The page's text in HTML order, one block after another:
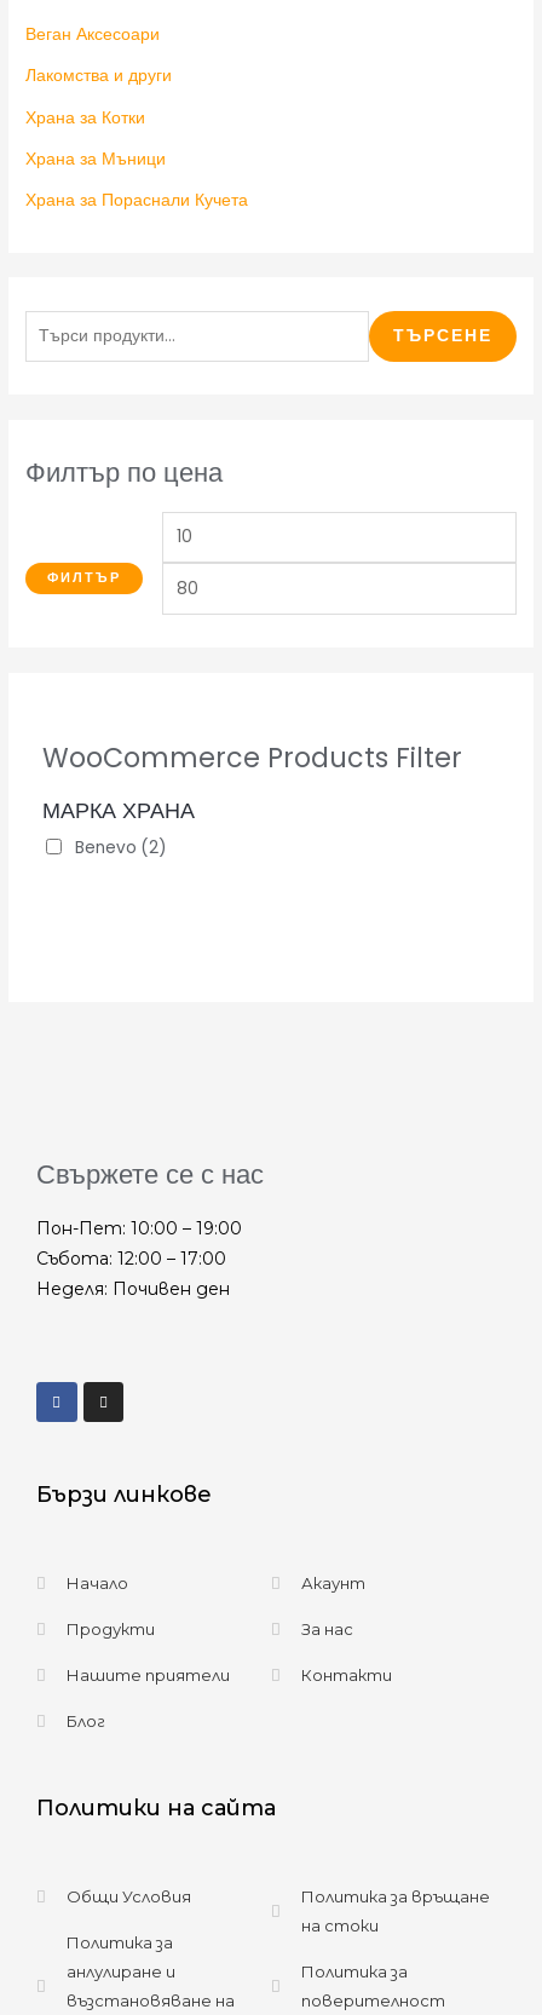
Веган Аксесоари
Лакомства и други
Храна за Котки
Храна за Мъници
Храна за Пораснали Кучета
ТЪРСЕНЕ
Филтър по цена
ФИЛТЪР
WooCommerce Products Filter
МАРКА ХРАНА
Benevo (2)
Свържете се с нас
Пон-Пет: 10:00 – 19:00
Събота: 12:00 – 17:00
Неделя: Почивен ден
Бързи линкове
Начало
Продукти
Нашите приятели
Блог
Акаунт
За нас
Контакти
Политики на сайта
Общи Условия
Политика за
анлулиране и
възстановяване на
Политика за връщане
на стоки
Политика за
поверителност